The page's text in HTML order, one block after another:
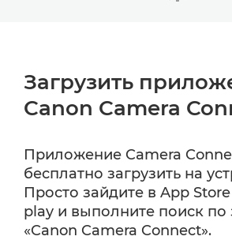
Загрузить
Canon Camera
Приложение Camera
бесплатно загрузить на
Просто зайдите в App
play и выполните поиск по
«Canon Camera Connect».